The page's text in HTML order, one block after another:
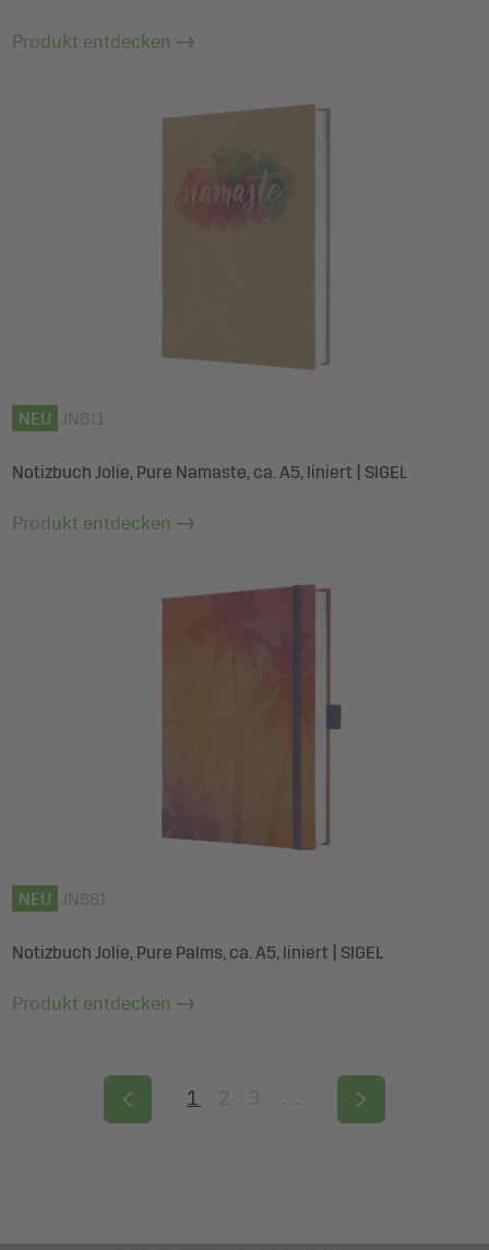
Produkt entdecken
NEU JN811
Notizbuch Jolie, Pure Namaste, ca. A5, liniert | SIGEL
Produkt entdecken
NEU JN861
Notizbuch Jolie, Pure Palms, ca. A5, liniert | SIGEL
Produkt entdecken
1 2 3 ...